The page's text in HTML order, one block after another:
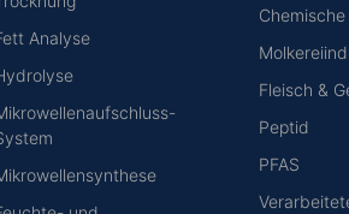
Analyse
Fleisch &
Peptid
PFAS